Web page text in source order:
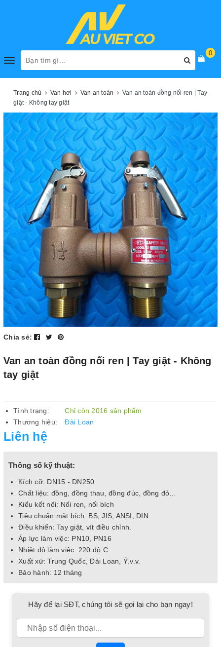
Toggle
0
Trang chủ Van hơi Van an toàn
Van an toàn đồng nối ren | Tay
giật - Không tay giật
Chia sẻ:
Van an toàn đồng nối ren | Tay giật - Không
tay giật
Tình trạng:
Chỉ còn 2016 sản phẩm
Thương hiệu:
Đài Loan
Liên hệ
Thông số kỹ thuật:
Kích cỡ: DN15 - DN250
Chất liệu: đồng, đồng thau, đồng đúc, đồng đỏ…
Kiểu kết nối: Nối ren, nối bích
Tiêu chuẩn mặt bích: BS, JIS, ANSI, DIN
Điều khiển: Tay giật, vít điều chỉnh.
Áp lực làm việc: PN10, PN16
Nhiệt độ làm việc: 220 độ C
Xuất xứ: Trung Quốc, Đài Loan, Ý.v.v.
Bảo hành: 12 tháng
Hãy để lại SĐT, chúng tôi sẽ gọi lại cho bạn ngay!